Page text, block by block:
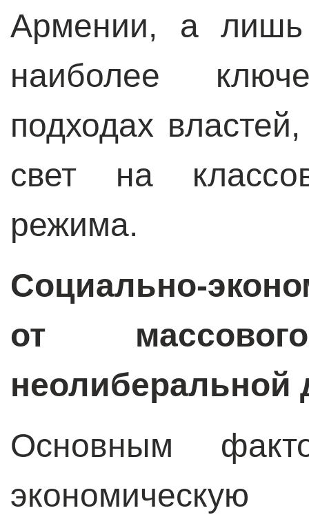
Армении, а
наиболее
подходах
свет на
режима.
Социально-
от
неолиберальной
Основным